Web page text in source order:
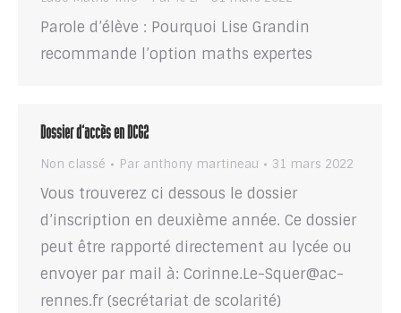
Parole d’élève : Pourquoi Lise Grandin
recommande l’option maths expertes
Dossier d’accès en DCG2
Non classé Par anthony martineau 31 mars 2022
Vous trouverez ci dessous le dossier
d’inscription en deuxième année. Ce dossier
peut être rapporté directement au lycée ou
envoyer par mail à: Corinne.Le-Squer@ac-
rennes.fr (secrétariat de scolarité)